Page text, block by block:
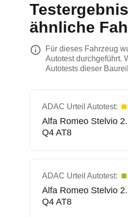
ähnliche
Für dieses Fahrzeug
Autotest durchgeführt.
Autotests dieser
ADAC Urteil Autotest:
Alfa Romeo Stelvio
Q4 AT8
ADAC Urteil Autotest:
Alfa Romeo Stelvio
Q4 AT8